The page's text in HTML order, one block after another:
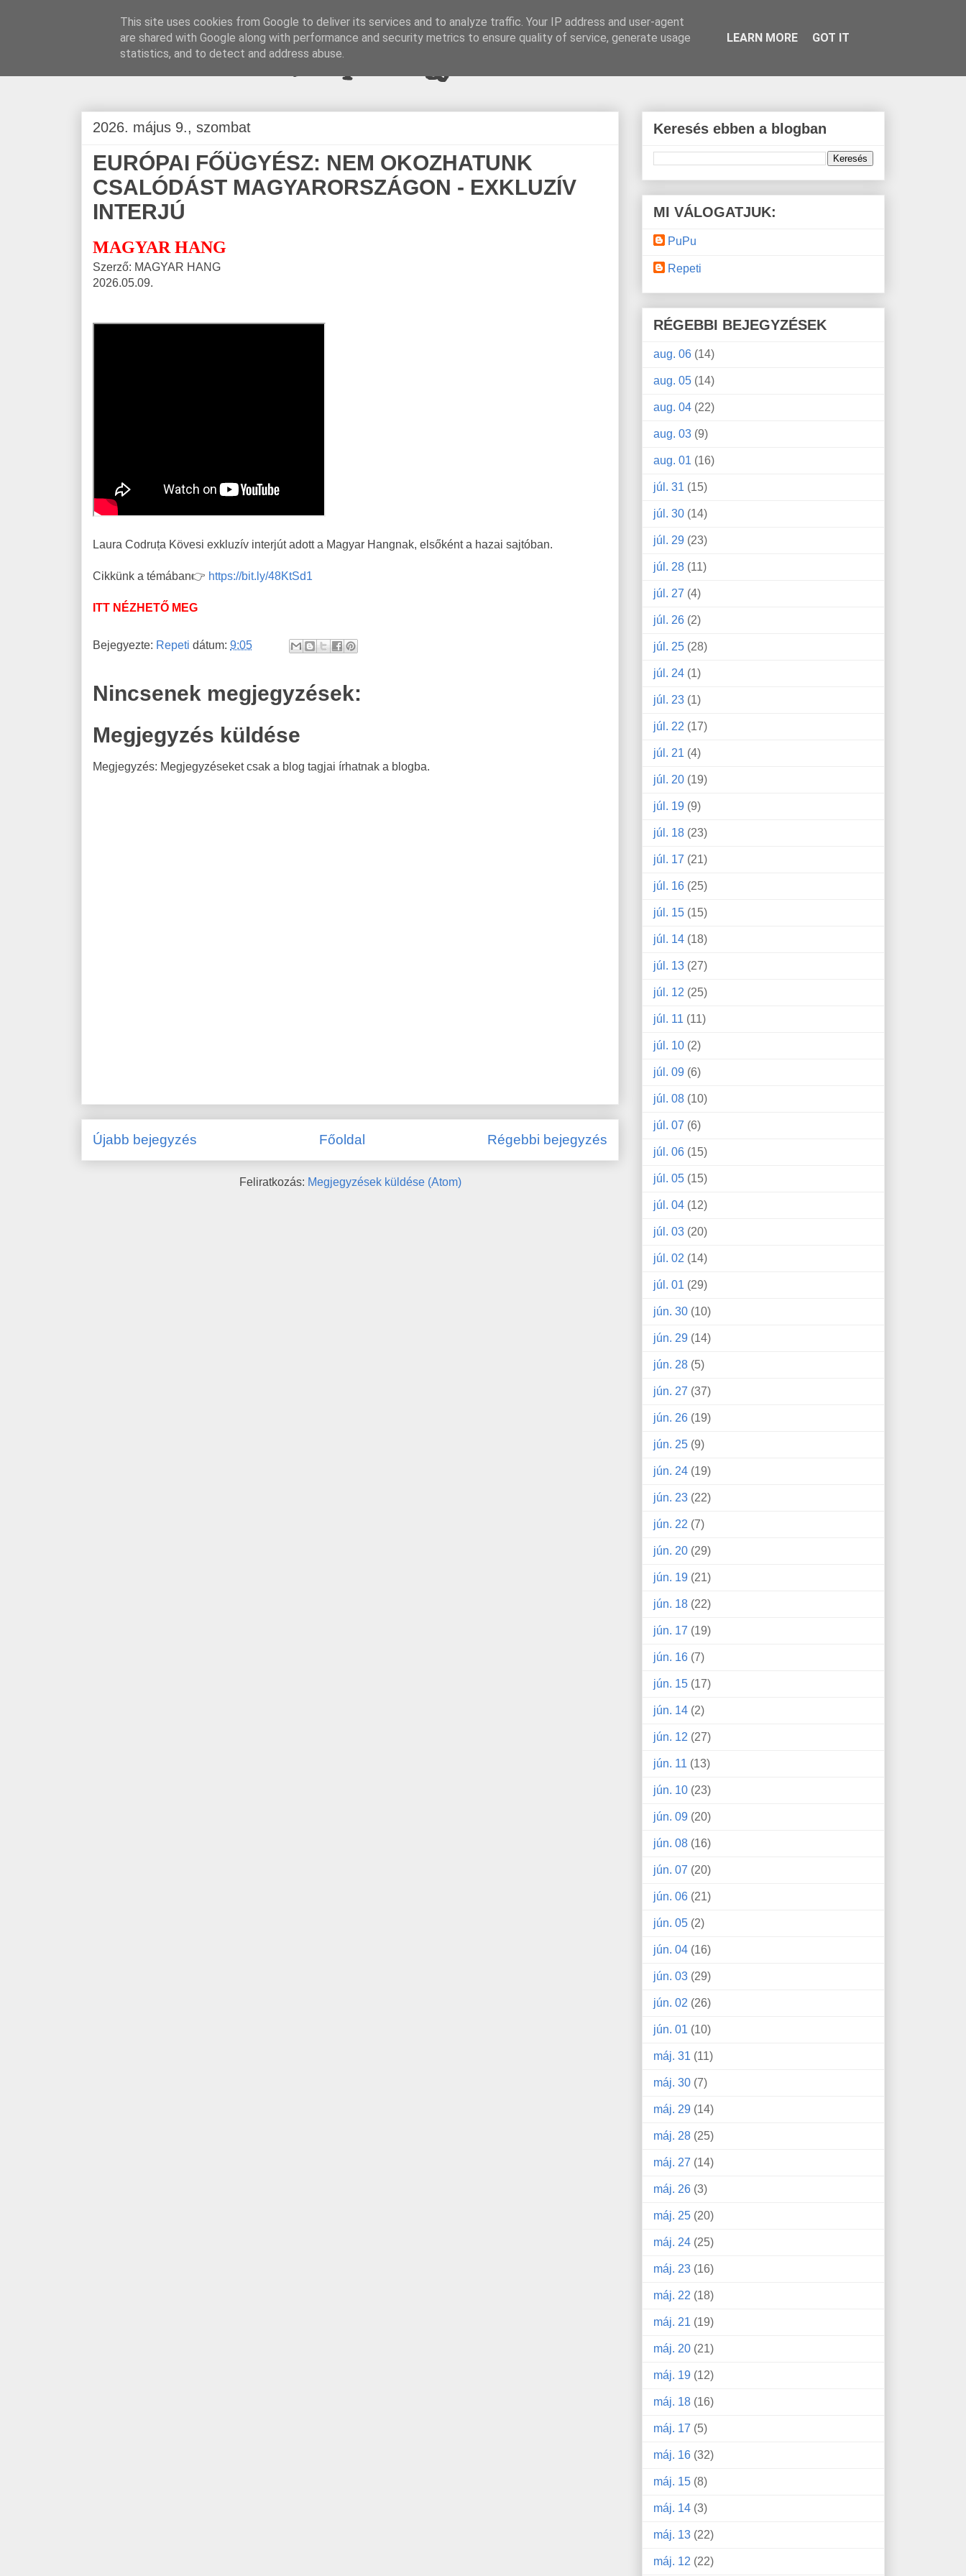
BLOGÁSZAT, napi blogjava
2026. május 9., szombat
EURÓPAI FŐÜGYÉSZ: NEM OKOZHATUNK
CSALÓDÁST MAGYARORSZÁGON - EXKLUZÍV
INTERJÚ
MAGYAR HANG
Szerző: MAGYAR HANG
2026.05.09.
Laura Codruța Kövesi exkluzív interjút adott a Magyar Hangnak, elsőként a hazai sajtóban.
Cikkünk a témában👉 https://bit.ly/48KtSd1
ITT NÉZHETŐ MEG
Bejegyezte: Repeti dátum: 9:05
Nincsenek megjegyzések:
Megjegyzés küldése
Megjegyzés: Megjegyzéseket csak a blog tagjai írhatnak a blogba.
Újabb bejegyzés Régebbi bejegyzés
Főoldal
Feliratkozás: Megjegyzések küldése (Atom)
Keresés ebben a blogban
MI VÁLOGATJUK:
PuPu
Repeti
RÉGEBBI BEJEGYZÉSEK
aug. 06 (14)
aug. 05 (14)
aug. 04 (22)
aug. 03 (9)
aug. 01 (16)
júl. 31 (15)
júl. 30 (14)
júl. 29 (23)
júl. 28 (11)
júl. 27 (4)
júl. 26 (2)
júl. 25 (28)
júl. 24 (1)
júl. 23 (1)
júl. 22 (17)
júl. 21 (4)
júl. 20 (19)
júl. 19 (9)
júl. 18 (23)
júl. 17 (21)
júl. 16 (25)
júl. 15 (15)
júl. 14 (18)
júl. 13 (27)
júl. 12 (25)
júl. 11 (11)
júl. 10 (2)
júl. 09 (6)
júl. 08 (10)
júl. 07 (6)
júl. 06 (15)
júl. 05 (15)
júl. 04 (12)
júl. 03 (20)
júl. 02 (14)
júl. 01 (29)
jún. 30 (10)
jún. 29 (14)
jún. 28 (5)
jún. 27 (37)
jún. 26 (19)
jún. 25 (9)
jún. 24 (19)
jún. 23 (22)
jún. 22 (7)
jún. 20 (29)
jún. 19 (21)
jún. 18 (22)
jún. 17 (19)
jún. 16 (7)
jún. 15 (17)
jún. 14 (2)
jún. 12 (27)
jún. 11 (13)
jún. 10 (23)
jún. 09 (20)
jún. 08 (16)
jún. 07 (20)
jún. 06 (21)
jún. 05 (2)
jún. 04 (16)
jún. 03 (29)
jún. 02 (26)
jún. 01 (10)
máj. 31 (11)
máj. 30 (7)
máj. 29 (14)
máj. 28 (25)
máj. 27 (14)
máj. 26 (3)
máj. 25 (20)
máj. 24 (25)
máj. 23 (16)
máj. 22 (18)
máj. 21 (19)
máj. 20 (21)
máj. 19 (12)
máj. 18 (16)
máj. 17 (5)
máj. 16 (32)
máj. 15 (8)
máj. 14 (3)
máj. 13 (22)
máj. 12 (22)
This site uses cookies from Google to deliver its services and to analyze traffic. Your IP address and user-agent
are shared with Google along with performance and security metrics to ensure quality of service, generate usage
statistics, and to detect and address abuse.
LEARN MORE GOT IT